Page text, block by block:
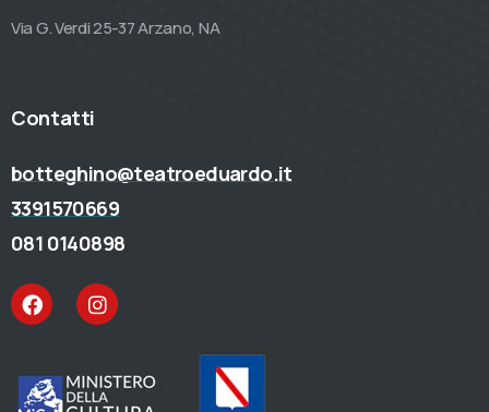
Via G. Verdi 25-37 Arzano, NA
Contatti
botteghino@teatroeduardo.it
3391570669
081 0140898